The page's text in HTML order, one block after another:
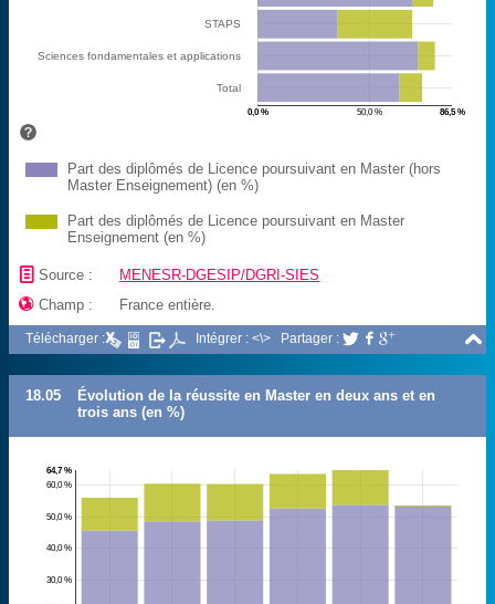
50,0 %
0,0 % 86,5 %
STAPS
Sciences fondamentales et applications
Total
Part des diplômés de Licence poursuivant en Master (hors
Master Enseignement) (en %)
Part des diplômés de Licence poursuivant en Master
Enseignement (en %)
📄 Source : MENESR-DGESIP/DGRI-SIES
 Champ : France entière.

Télécharger : Intégrer : <\> Partager :   
18.05
Évolution de la réussite en Master en deux ans et en
trois ans (en %)
30,0 %
40,0 %
50,0 %
60,0 %
64,7 %